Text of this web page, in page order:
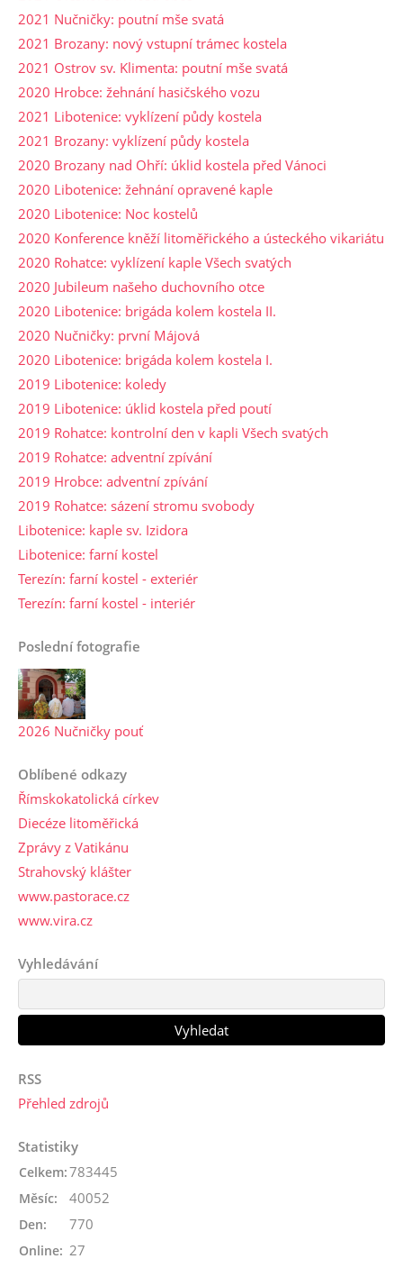
2021 Nučničky: poutní mše svatá
2021 Brozany: nový vstupní trámec kostela
2021 Ostrov sv. Klimenta: poutní mše svatá
2020 Hrobce: žehnání hasičského vozu
2021 Libotenice: vyklízení půdy kostela
2021 Brozany: vyklízení půdy kostela
2020 Brozany nad Ohří: úklid kostela před Vánoci
2020 Libotenice: žehnání opravené kaple
2020 Libotenice: Noc kostelů
2020 Konference kněží litoměřického a ústeckého vikariátu
2020 Rohatce: vyklízení kaple Všech svatých
2020 Jubileum našeho duchovního otce
2020 Libotenice: brigáda kolem kostela II.
2020 Nučničky: první Májová
2020 Libotenice: brigáda kolem kostela I.
2019 Libotenice: koledy
2019 Libotenice: úklid kostela před poutí
2019 Rohatce: kontrolní den v kapli Všech svatých
2019 Rohatce: adventní zpívání
2019 Hrobce: adventní zpívání
2019 Rohatce: sázení stromu svobody
Libotenice: kaple sv. Izidora
Libotenice: farní kostel
Terezín: farní kostel - exteriér
Terezín: farní kostel - interiér
Poslední fotografie
2026 Nučničky pouť
Oblíbené odkazy
Římskokatolická církev
Diecéze litoměřická
Zprávy z Vatikánu
Strahovský klášter
www.pastorace.cz
www.vira.cz
Vyhledávání
RSS
Přehled zdrojů
Statistiky
Online: 27
Celkem:783445
Měsíc: 40052
Den: 770